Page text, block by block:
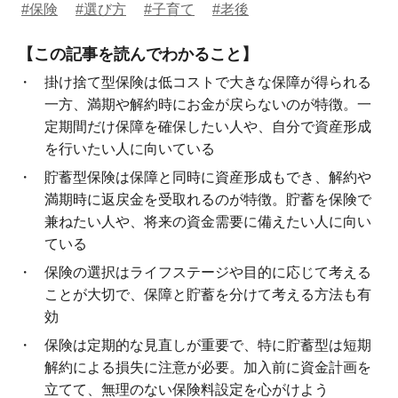
#保険 #選び方 #子育て #老後
【この記事を読んでわかること】
掛け捨て型保険は低コストで大きな保障が得られる
一方、満期や解約時にお金が戻らないのが特徴。一
定期間だけ保障を確保したい人や、自分で資産形成
を行いたい人に向いている
貯蓄型保険は保障と同時に資産形成もでき、解約や
満期時に返戻金を受取れるのが特徴。貯蓄を保険で
兼ねたい人や、将来の資金需要に備えたい人に向い
ている
保険の選択はライフステージや目的に応じて考える
ことが大切で、保障と貯蓄を分けて考える方法も有
効
保険は定期的な見直しが重要で、特に貯蓄型は短期
解約による損失に注意が必要。加入前に資金計画を
立てて、無理のない保険料設定を心がけよう